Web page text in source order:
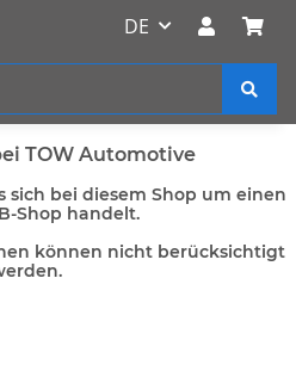
DE
TOW Automotive
sich bei diesem Shop um einen
Shop handelt.
können nicht berücksichtigt